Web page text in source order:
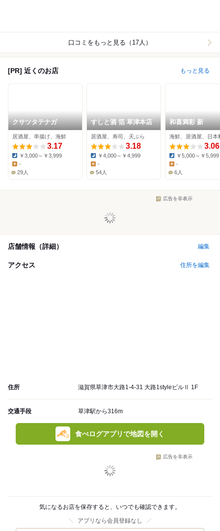
口コミをもっと見る（17人）
[PR] 近くのお店 もっと見る
クサツタテナガ
居酒屋、串揚げ、海鮮
3.17
Dinner:
￥3,000～￥3,999
Lunch:
-
29人
すしと酒 箔 草津本店
居酒屋、寿司、天ぷら
3.18
Dinner:
￥4,000～￥4,999
Lunch:
-
54人
和喜満彩 新
海鮮、居酒屋、日本
3.06
Dinner:
￥5,000～￥5,999
Lunch:
-
6人
広告を非表示
店舗情報（詳細） 編集
アクセス 住所を編集
住所 滋賀県草津市大路1-4-31 大路1styleビルⅡ 1F
交通手段 草津駅から316m
食べログアプリで地図を開く
広告を非表示
気になるお店を保存すると、いつでも確認できます。
アプリなら会員登録なし